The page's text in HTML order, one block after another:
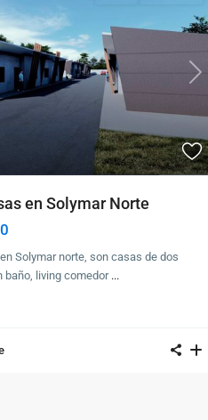
en Solymar Norte
Solymar norte, son casas de dos
baño, living comedor ...